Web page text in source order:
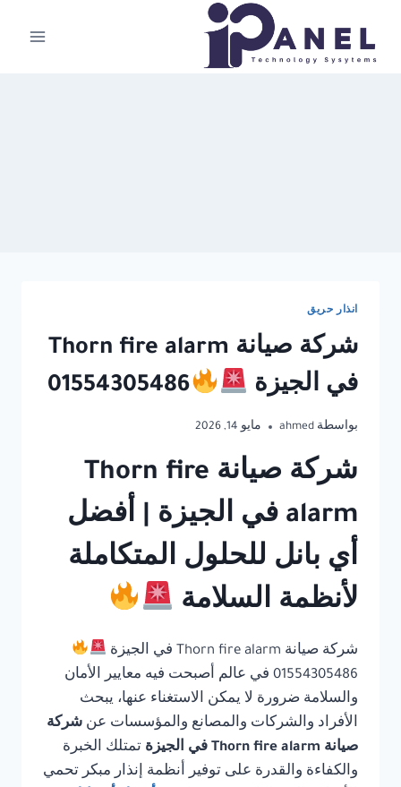
المحتوى
انذار حريق
شركة صيانة Thorn fire alarm
في الجيزة
01554305486
بواسطة ahmed مايو 14, 2026
شركة صيانة Thorn fire
alarm في الجيزة | أفضل
أي بانل للحلول المتكاملة
لأنظمة السلامة
شركة صيانة Thorn fire alarm في الجيزة
01554305486 في عالم أصبحت فيه معايير الأمان
والسلامة ضرورة لا يمكن الاستغناء عنها، يبحث
الأفراد والشركات والمصانع والمؤسسات عن شركة
صيانة Thorn fire alarm في الجيزة
تمتلك الخبرة
والكفاءة والقدرة على توفير أنظمة إنذار مبكر تحمي